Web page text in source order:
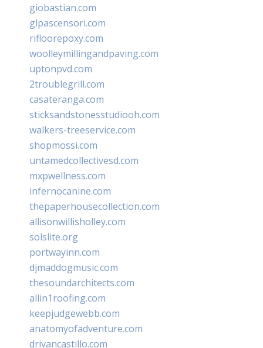
giobastian.com
glpascensori.com
rifloorepoxy.com
woolleymillingandpaving.com
uptonpvd.com
2troublegrill.com
casateranga.com
sticksandstonesstudiooh.com
walkers-treeservice.com
shopmossi.com
untamedcollectivesd.com
mxpwellness.com
infernocanine.com
thepaperhousecollection.com
allisonwillisholley.com
solslite.org
portwayinn.com
djmaddogmusic.com
thesoundarchitects.com
allin1roofing.com
keepjudgewebb.com
anatomyofadventure.com
drivancastillo.com